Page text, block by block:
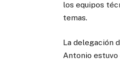
los equipos
temas.
La delegación
Antonio